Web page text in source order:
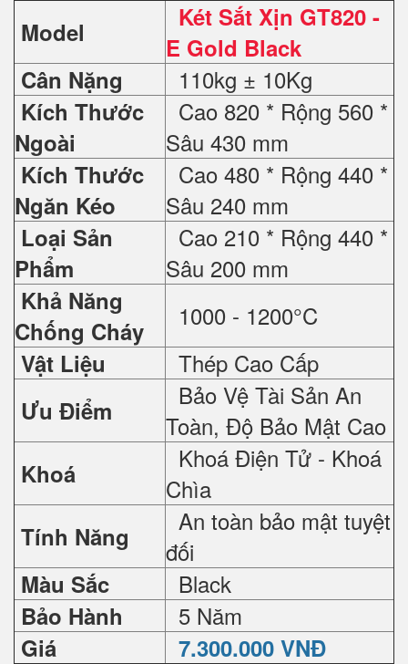
Model
Két Sắt Xịn GT820 -
E Gold Black
Cân Nặng
110kg ± 10Kg
Kích Thước
Ngoài
Cao 820 * Rộng 560 *
Sâu 430 mm
Kích Thước
Ngăn Kéo
Cao 480 * Rộng 440 *
Sâu 240 mm
Loại Sản
Phẩm
Cao 210 * Rộng 440 *
Sâu 200 mm
Khả Năng
Chống Cháy
1000 - 1200°C
Vật Liệu Thép Cao Cấp
Ưu Điểm
Bảo Vệ Tài Sản An
Toàn, Độ Bảo Mật Cao
Khoá
Khoá Điện Tử - Khoá
Chìa
Tính Năng
An toàn bảo mật tuyệt
đối
Màu Sắc Black
Bảo Hành 5 Năm
Giá 7.300.000 VNĐ